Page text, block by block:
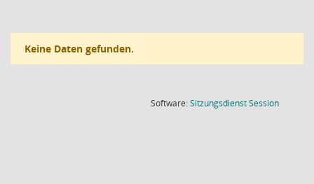
Keine Daten gefunden.
Software:SitzungsdienstSession(Wird in